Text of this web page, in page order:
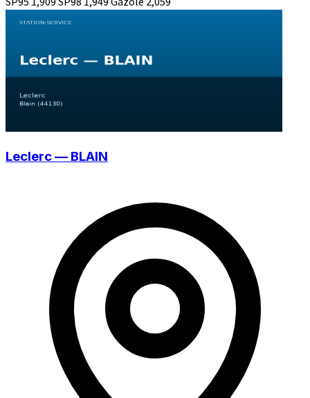
Leclerc — BLAIN